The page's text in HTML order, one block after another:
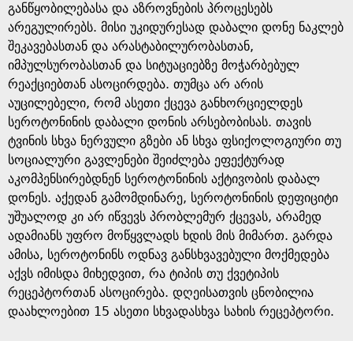
განწყობილებასა და აზროვნების პროცესებს
არეგულირებს. მისი უკიდურესად დაბალი დონე ნაკლებ
შეკავებასთან და არასტაბილურობასთან,
იმპულსურობასთან და სიტუაციებზე მოჭარბებულ
რეაქციებთან ასოცირდება. თუმცა არ არის
აუცილებელი, რომ ასეთი ქცევა განხორციელდეს
სეროტონინის დაბალი დონის არსებობისას. თავის
ტვინის სხვა ნერვული გზები ან სხვა ფსიქოლოგიური თუ
სოციალური გავლენები შეიძლება ეფექტურად
აკომპენსირებდნენ სეროტონინის აქტივობის დაბალ
დონეს. აქედან გამომდინარე, სეროტონინის დეფიციტი
უშუალოდ კი არ იწვევს პრობლემურ ქცევას, არამედ
ადამიანს უფრო მოწყვლადს ხდის მის მიმართ. გარდა
ამისა, სეროტონინს ოდნავ განსხვავებული მოქმედება
აქვს იმისდა მიხედვით, რა ტიპის თუ ქვეტიპის
რეცეპტორთან ასოცირება. დღეისათვის ცნობილია
დაახლოებით 15 ასეთი სხვადასხვა სახის რეცეპტორი.